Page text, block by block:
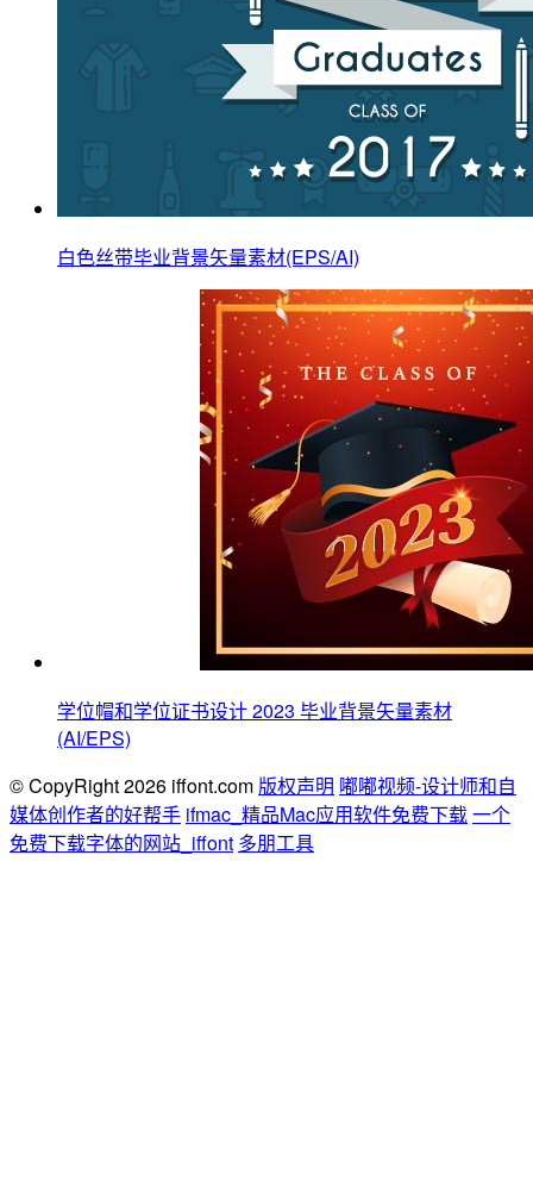
白色丝带毕业背景矢量素材(EPS/AI)
学位帽和学位证书设计 2023 毕业背景矢量素材
(AI/EPS)
© CopyRight 2026 iffont.com 版权声明 嘟嘟视频-设计师和自
媒体创作者的好帮手 ifmac_精品Mac应用软件免费下载一个
免费下载字体的网站_iffont 多朋工具